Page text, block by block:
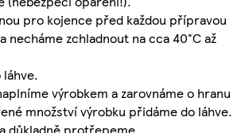
pro kojence před každou přípravou
zchladnout na cca 40°C až
láhve.
výrobkem a zarovnáme o hranu
množství výrobku přidáme do láhve.